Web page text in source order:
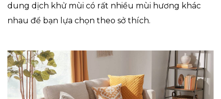
dung dịch khử mùi có rất nhiều mùi hương khác
nhau để bạn lựa chọn theo sở thích.